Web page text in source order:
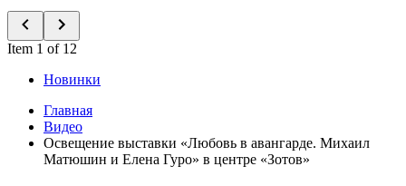
Item 1 of 12
Новинки
Главная
Видео
Освещение выставки «Любовь в авангарде. Михаил
Матюшин и Елена Гуро» в центре «Зотов»